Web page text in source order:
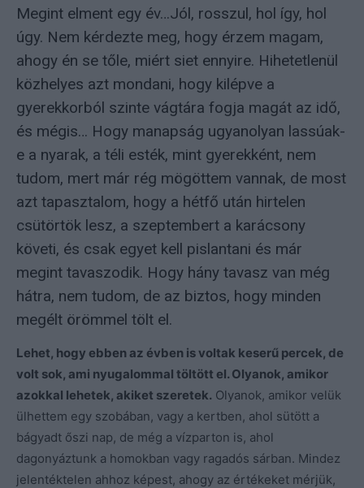
Megint elment egy év…Jól, rosszul, hol így, hol
úgy. Nem kérdezte meg, hogy érzem magam,
ahogy én se tőle, miért siet ennyire. Hihetetlenül
közhelyes azt mondani, hogy kilépve a
gyerekkorból szinte vágtára fogja magát az idő,
és mégis… Hogy manapság ugyanolyan lassúak-
e a nyarak, a téli esték, mint gyerekként, nem
tudom, mert már rég mögöttem vannak, de most
azt tapasztalom, hogy a hétfő után hirtelen
csütörtök lesz, a szeptembert a karácsony
követi, és csak egyet kell pislantani és már
megint tavaszodik. Hogy hány tavasz van még
hátra, nem tudom, de az biztos, hogy minden
megélt örömmel tölt el.
Lehet, hogy ebben az évben is voltak keserű percek, de
volt sok, ami nyugalommal töltött el. Olyanok, amikor
azokkal lehetek, akiket szeretek. Olyanok, amikor velük
ülhettem egy szobában, vagy a kertben, ahol sütött a
bágyadt őszi nap, de még a vízparton is, ahol
dagonyáztunk a homokban vagy ragadós sárban. Mindez
jelentéktelen ahhoz képest, ahogy az értékeket mérjük,